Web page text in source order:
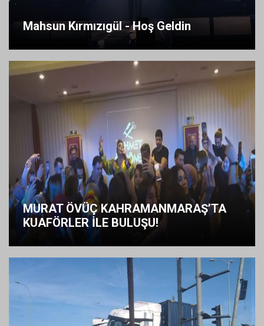
Mahsun Kırmızıgül - Hoş Geldin
MURAT ÖVÜÇ KAHRAMANMARAŞ’TA
KUAFÖRLER İLE BULUŞU!